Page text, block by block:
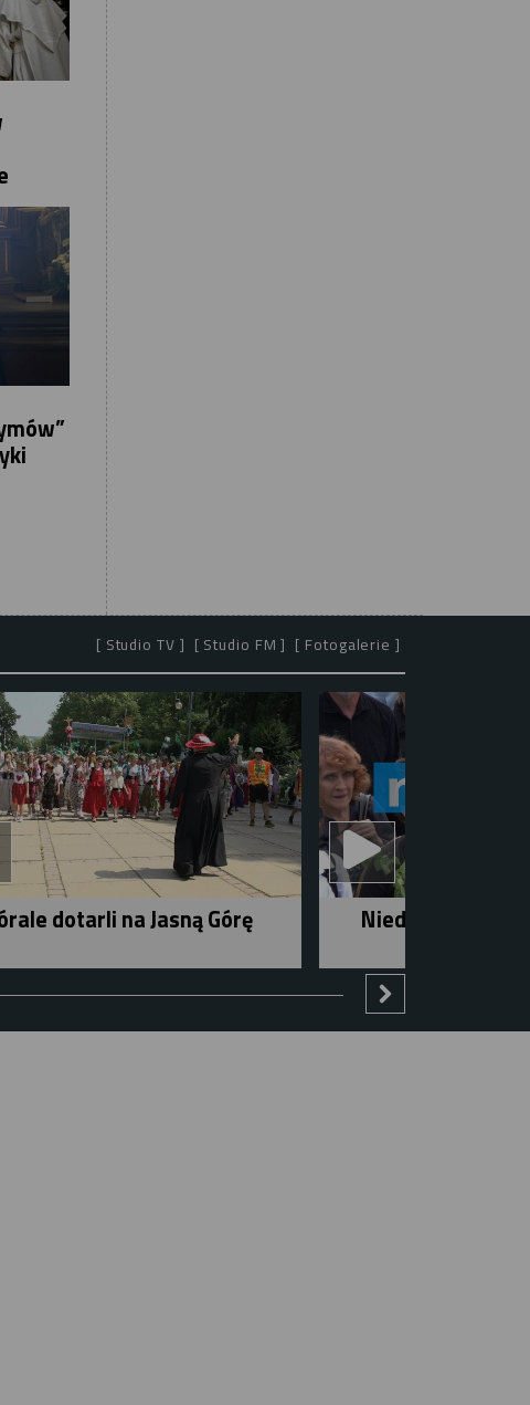
[ Studio TV ] [ Studio FM ] [ Fotogalerie ]
dotarli na Jasną Górę Niedziela w